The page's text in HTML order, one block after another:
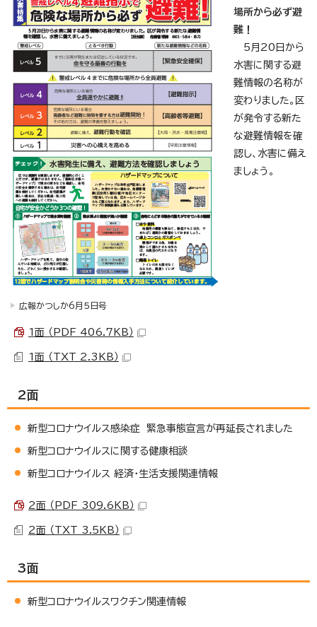
広報かつしか6月5日号
場所から必ず避
難！
5月20日から
水害に関する避
難情報の名称が
変わりました。区
が発令する新た
な避難情報を確
認し、水害に備え
ましょう。
1面 （PDF 406.7KB）
1面 （TXT 2.3KB）
2面
新型コロナウイルス感染症 緊急事態宣言が再延長されました
新型コロナウイルスに関する健康相談
新型コロナウイルス 経済・生活支援関連情報
2面 （PDF 309.6KB）
2面 （TXT 3.5KB）
3面
新型コロナウイルスワクチン関連情報